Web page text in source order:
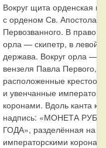
Вокруг щита орденская
с орденом Св. Апостола
Первозванного. В правой
орла — скипетр, в левой
держава. Вокруг орла —
вензеля Павла Первого,
расположенные
и увенчанные
коронами. Вдоль канта
надпись: «МОНЕТА
ГОДА», разделённая на 4
императорскими